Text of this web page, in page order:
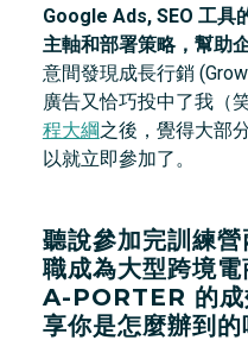
Google Ads, SEO 工具
主軸和部署策略，幫助
意間發現成長行銷
廣告又恰巧投中了我（
程大綱之後，覺得大部
以就立即參加了。
聽說參加完訓練
職成為大型跨境
A-PORTER 的成
享你是怎麼辦到的